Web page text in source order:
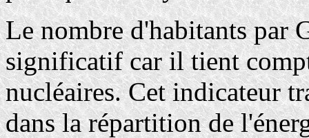
Le nombre d'habitants par
significatif car il tient
nucléaires. Cet indicateur
dans la répartition de